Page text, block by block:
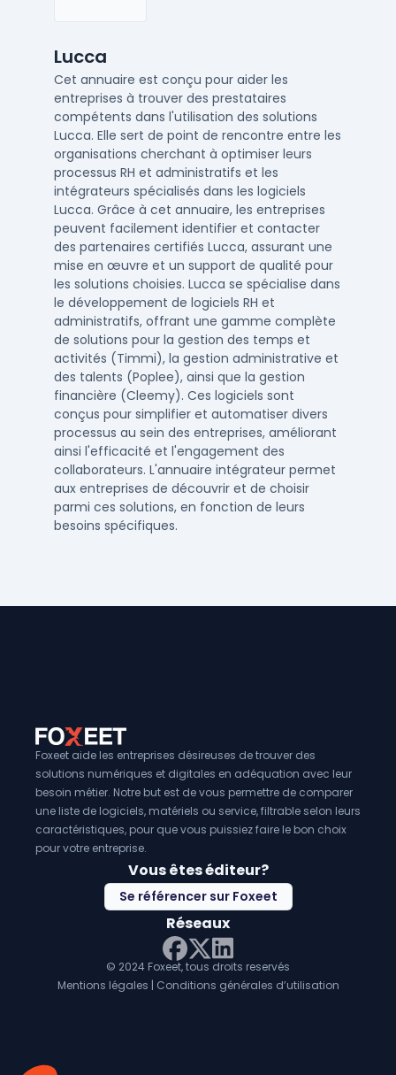
Lucca
Cet annuaire est conçu pour aider les
entreprises à trouver des prestataires
compétents dans l'utilisation des solutions
Lucca. Elle sert de point de rencontre entre les
organisations cherchant à optimiser leurs
processus RH et administratifs et les
intégrateurs spécialisés dans les logiciels
Lucca. Grâce à cet annuaire, les entreprises
peuvent facilement identifier et contacter
des partenaires certifiés Lucca, assurant une
mise en œuvre et un support de qualité pour
les solutions choisies. Lucca se spécialise dans
le développement de logiciels RH et
administratifs, offrant une gamme complète
de solutions pour la gestion des temps et
activités (Timmi), la gestion administrative et
des talents (Poplee), ainsi que la gestion
financière (Cleemy). Ces logiciels sont
conçus pour simplifier et automatiser divers
processus au sein des entreprises, améliorant
ainsi l'efficacité et l'engagement des
collaborateurs. L'annuaire intégrateur permet
aux entreprises de découvrir et de choisir
parmi ces solutions, en fonction de leurs
besoins spécifiques.
Foxeet aide les entreprises désireuses de trouver des
solutions numériques et digitales en adéquation avec leur
besoin métier. Notre but est de vous permettre de comparer
une liste de logiciels, matériels ou service, filtrable selon leurs
caractéristiques, pour que vous puissiez faire le bon choix
pour votre entreprise.
Vous êtes éditeur?
Se référencer sur Foxeet
Réseaux
Facebook
Twitter X
LinkedIn
© 2024 Foxeet, tous droits reservés
Mentions légales | Conditions générales d’utilisation